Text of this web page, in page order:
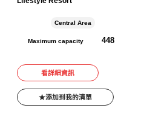
Central Area
Maximum capacity 448
看詳細資訊
添加到我的清單